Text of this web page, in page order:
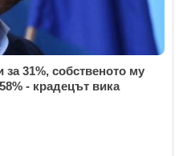
31%, собственото му
- крадецът вика